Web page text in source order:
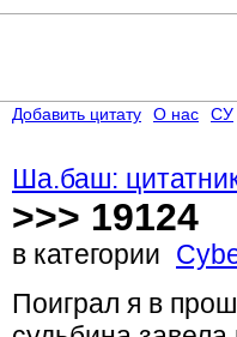
Ша.баш:
>>> 19124
в категории
Поиграл я в
Добавить цитату О нас СУ